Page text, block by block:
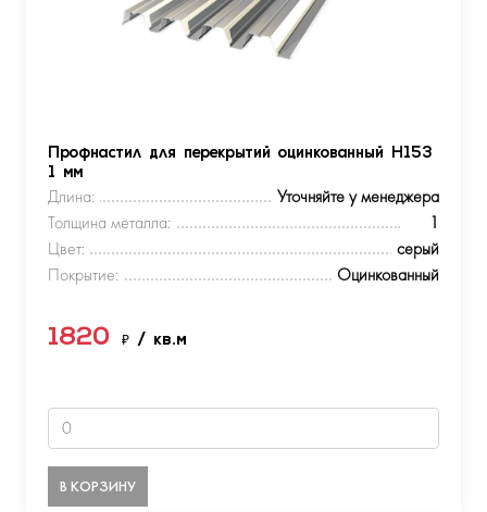
Профнастил для перекрытий оцинкованный Н153
1 мм
Длина:
Уточняйте у менеджера
Толщина металла:
1
Цвет:
серый
Покрытие:
Оцинкованный
1820 ₽ / кв.м
В КОРЗИНУ